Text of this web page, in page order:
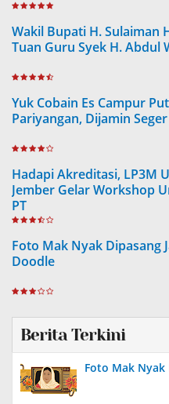
Wakil Bupati H. Sulaiman
Tuan Guru Syek H. Abdul
Yuk Cobain Es Campur
Pariyangan, Dijamin Seger
Hadapi Akreditasi, LP3M
Jember Gelar Workshop
PT
Foto Mak Nyak Dipasang
Doodle
Berita Terkini
Foto Mak Nyak